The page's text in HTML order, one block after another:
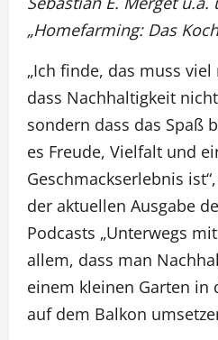
„Homefarming: Das
„Ich finde, das muss
dass Nachhaltigkeit
sondern dass das Spaß
es Freude, Vielfalt und
Geschmackserlebnis
der aktuellen Ausgabe
Podcasts „Unterwegs
allem, dass man
einem kleinen Garten in
auf dem Balkon